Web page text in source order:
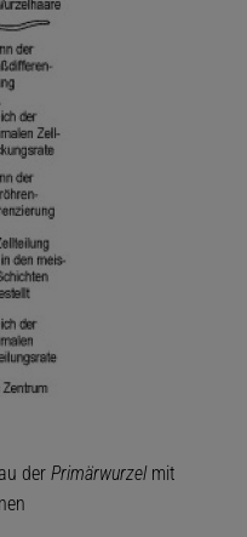
der Primärwurzelmit